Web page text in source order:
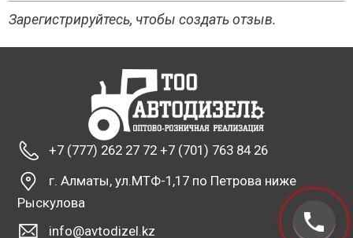
Зарегистрируйтесь, чтобы создать отзыв.
+7 (777) 262 27 72 +7 (701) 763 84 26
г. Алматы, ул.МТФ-1,17 по Петрова ниже
Рыскулова
info@avtodizel.kz